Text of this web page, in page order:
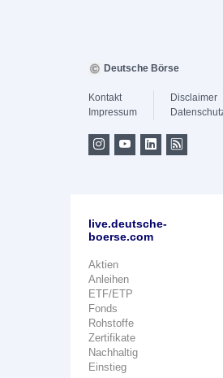
Deutsche Börse
Kontakt
Impressum
Disclaimer
live.deutsche-
boerse.com
Aktien
Anleihen
ETF/ETP
Fonds
Rohstoffe
Zertifikate
Nachhaltig
Einstieg